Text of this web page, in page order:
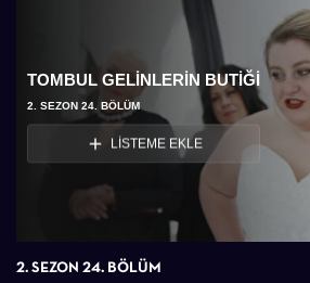
TOMBUL GELINLERIN BUTIĞI
2. SEZON 24. BÖLÜM
LİSTEME EKLE
2. SEZON 24. BÖLÜM